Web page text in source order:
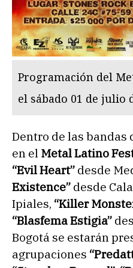
Programación del
el sábado 01 de julio
Dentro de las bandas
en el Metal Latino
“Evil Heart” desde
Existence” desde
Ipiales, “Killer
“Blasfema Estigia”
Bogotá se estarán
agrupaciones